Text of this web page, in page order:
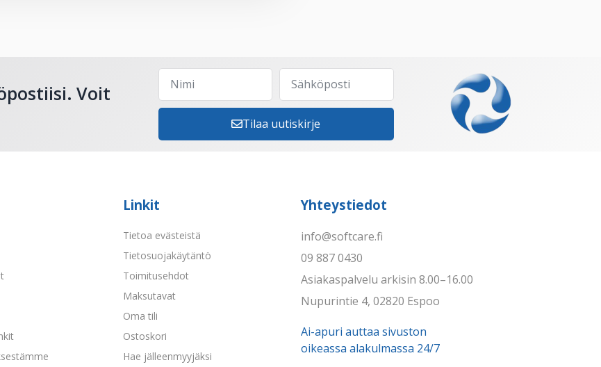
Voit
Tilaa uutiskirje
Linkit
Tietoa evästeistä
Tietosuojakäytäntö
Toimitusehdot
Maksutavat
Oma tili
Ostoskori
Hae jälleenmyyjäksi
Yhteystiedot
info@softcare.fi
09 887 0430
Asiakaspalvelu arkisin 8.00–16.00
Nupurintie 4, 02820 Espoo
Ai-apuri auttaa sivuston
oikeassa alakulmassa 24/7